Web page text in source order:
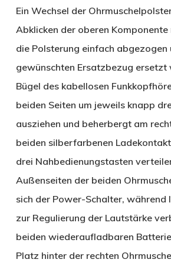
Ein Wechsel der
Abklicken der oberen
die Polsterung einfach abgezogen
gewünschten Ersatzbezug ersetzt
Bügel des kabellosen
beiden Seiten um jeweils knapp
ausziehen und beherbergt am
beiden silberfarbenen
drei Nahbedienungstasten
Außenseiten der beiden
sich der Power-Schalter, während
zur Regulierung der Lautstärke
beiden wiederaufladbaren
Platz hinter der rechten